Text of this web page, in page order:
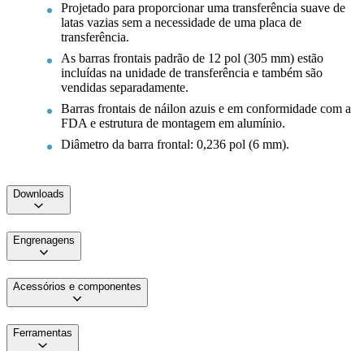
Projetado para proporcionar uma transferência suave de
latas vazias sem a necessidade de uma placa de
transferência.
As barras frontais padrão de 12 pol (305 mm) estão
incluídas na unidade de transferência e também são
vendidas separadamente.
Barras frontais de náilon azuis e em conformidade com a
FDA e estrutura de montagem em alumínio.
Diâmetro da barra frontal: 0,236 pol (6 mm).
Downloads
Engrenagens
Acessórios e componentes
Ferramentas